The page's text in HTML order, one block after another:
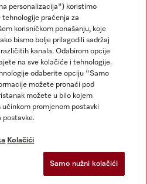
personalizacija") koristimo
praćenja za
korisničkom ponašanju, koje
bismo bolje prilagodili sadržaj
kanala. Odabirom opcije
na sve kolačiće i tehnologije.
odaberite opciju "Samo
možete pronaći pod
možete u bilo kojem
promjenom postavki
postavke.
Kolačići
Samo nužni kolačići